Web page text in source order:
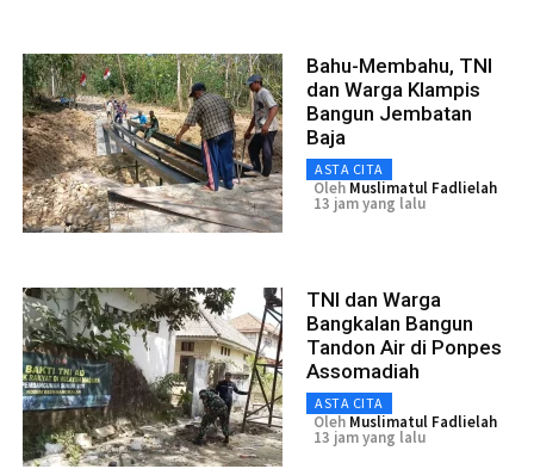
Bahu-Membahu, TNI
dan Warga Klampis
Bangun Jembatan
Baja
ASTA CITA
Oleh Muslimatul Fadlielah
13 jam yang lalu
TNI dan Warga
Bangkalan Bangun
Tandon Air di Ponpes
Assomadiah
ASTA CITA
Oleh Muslimatul Fadlielah
13 jam yang lalu